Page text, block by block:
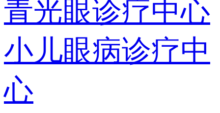
青光眼诊疗中心
小儿眼病诊疗中
心